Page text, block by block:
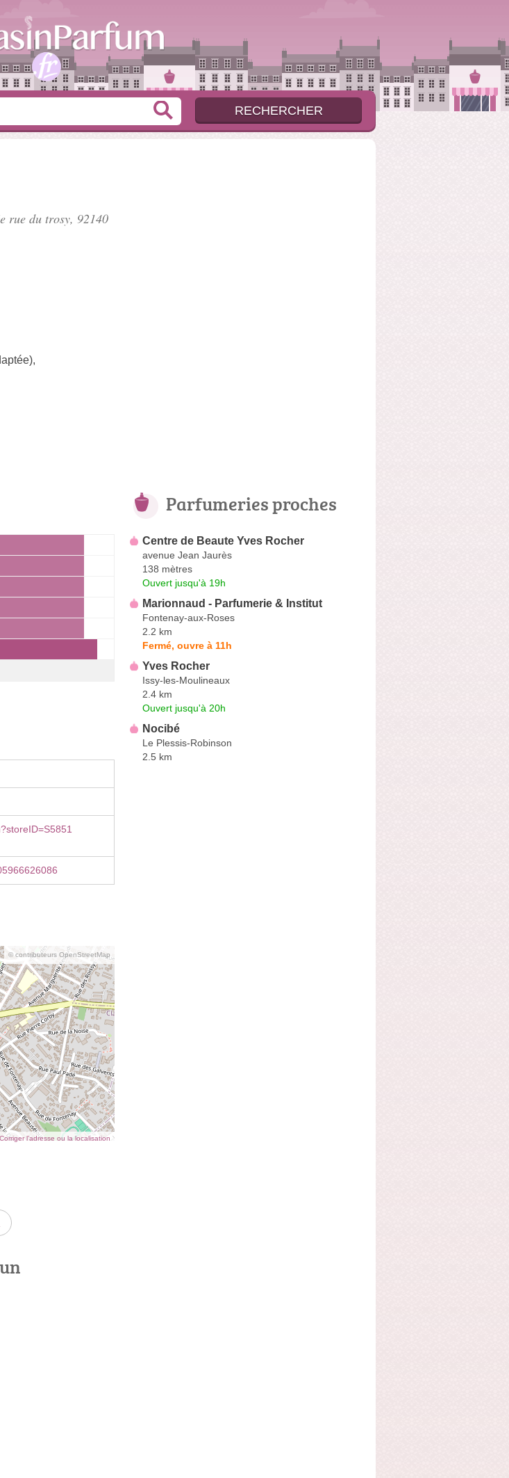
rue du trosy, 92140
,
© contributeurs OpenStreetMap
Corriger l’adresse ou la localisation
Parfumeries proches
Centre de Beaute Yves Rocher
avenue Jean Jaurès
138 mètres
Ouvert jusqu'à 19h
Marionnaud - Parfumerie & Institut
Fontenay-aux-Roses
2.2 km
Fermé, ouvre à 11h
Yves Rocher
Issy-les-Moulineaux
2.4 km
Ouvert jusqu'à 20h
Nocibé
Le Plessis-Robinson
2.5 km